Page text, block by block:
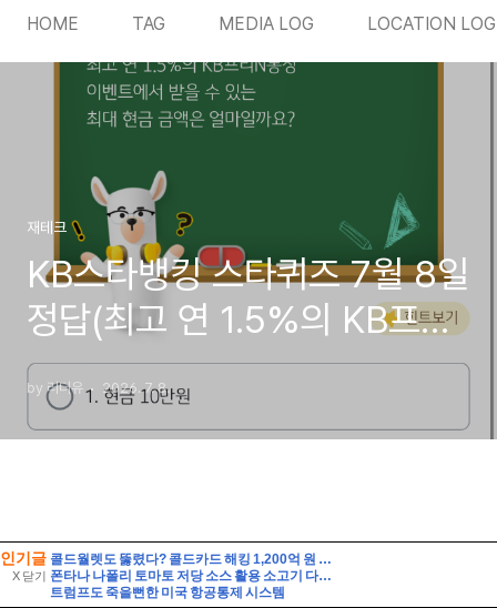
인기글
X 닫기
콜드월렛도 뚫렸다? 콜드카드 해킹 1,200억 원 피해와 안전한 대응법
폰타나 나폴리 토마토 저당 소스 활용 소고기 다짐육 파스타 레시피 유기농 통밀면 삶는 시간 꿀팁
트럼프도 죽을뻔한 미국 항공통제 시스템